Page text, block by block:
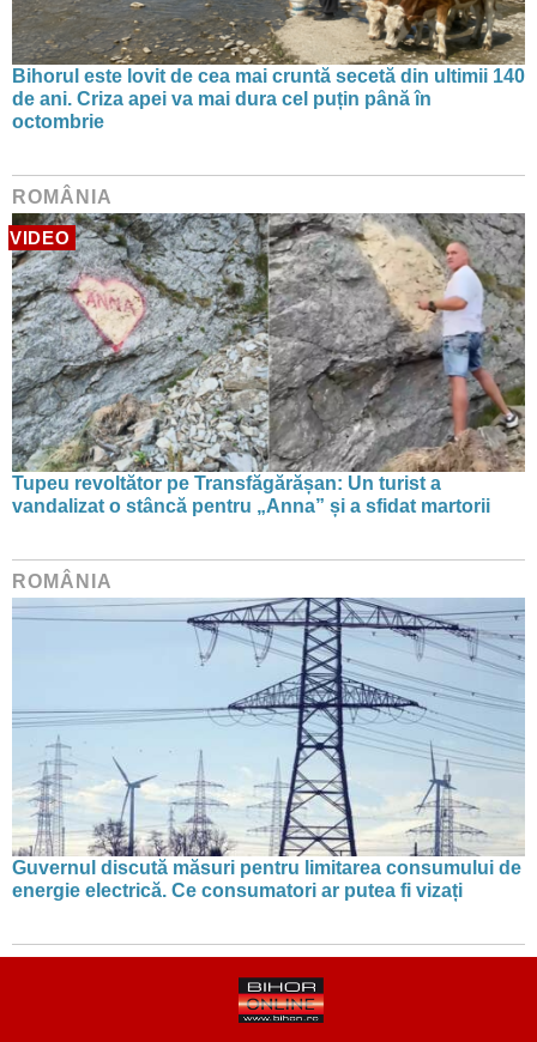
Bihorul este lovit de cea mai cruntă secetă din ultimii 140
de ani. Criza apei va mai dura cel puțin până în
octombrie
ROMÂNIA
VIDEO
Tupeu revoltător pe Transfăgărășan: Un turist a
vandalizat o stâncă pentru „Anna” și a sfidat martorii
ROMÂNIA
Guvernul discută măsuri pentru limitarea consumului de
energie electrică. Ce consumatori ar putea fi vizați